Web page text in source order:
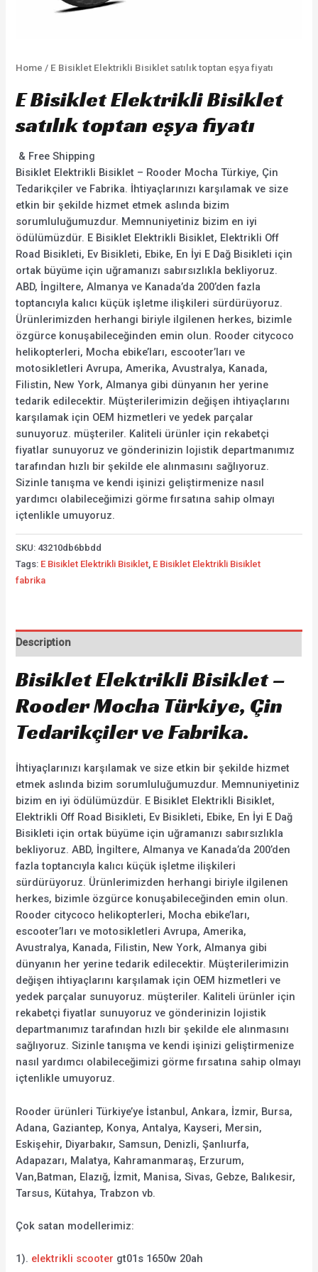
Home / E Bisiklet Elektrikli Bisiklet satılık toptan eşya fiyatı
E Bisiklet Elektrikli Bisiklet
satılık toptan eşya fiyatı
& Free Shipping
Bisiklet Elektrikli Bisiklet – Rooder Mocha Türkiye, Çin
Tedarikçiler ve Fabrika. İhtiyaçlarınızı karşılamak ve size
etkin bir şekilde hizmet etmek aslında bizim
sorumluluğumuzdur. Memnuniyetiniz bizim en iyi
ödülümüzdür. E Bisiklet Elektrikli Bisiklet, Elektrikli Off
Road Bisikleti, Ev Bisikleti, Ebike, En İyi E Dağ Bisikleti için
ortak büyüme için uğramanızı sabırsızlıkla bekliyoruz.
ABD, İngiltere, Almanya ve Kanada’da 200’den fazla
toptancıyla kalıcı küçük işletme ilişkileri sürdürüyoruz.
Ürünlerimizden herhangi biriyle ilgilenen herkes, bizimle
özgürce konuşabileceğinden emin olun. Rooder citycoco
helikopterleri, Mocha ebike’ları, escooter’ları ve
motosikletleri Avrupa, Amerika, Avustralya, Kanada,
Filistin, New York, Almanya gibi dünyanın her yerine
tedarik edilecektir. Müşterilerimizin değişen ihtiyaçlarını
karşılamak için OEM hizmetleri ve yedek parçalar
sunuyoruz. müşteriler. Kaliteli ürünler için rekabetçi
fiyatlar sunuyoruz ve gönderinizin lojistik departmanımız
tarafından hızlı bir şekilde ele alınmasını sağlıyoruz.
Sizinle tanışma ve kendi işinizi geliştirmenize nasıl
yardımcı olabileceğimizi görme fırsatına sahip olmayı
içtenlikle umuyoruz.
SKU: 43210db6bbdd
Tags: E Bisiklet Elektrikli Bisiklet E Bisiklet Elektrikli Bisiklet
fabrika
Description
Bisiklet Elektrikli Bisiklet –
Rooder Mocha Türkiye, Çin
Tedarikçiler ve Fabrika.
İhtiyaçlarınızı karşılamak ve size etkin bir şekilde hizmet
etmek aslında bizim sorumluluğumuzdur. Memnuniyetiniz
bizim en iyi ödülümüzdür. E Bisiklet Elektrikli Bisiklet,
Elektrikli Off Road Bisikleti, Ev Bisikleti, Ebike, En İyi E Dağ
Bisikleti için ortak büyüme için uğramanızı sabırsızlıkla
bekliyoruz. ABD, İngiltere, Almanya ve Kanada’da 200’den
fazla toptancıyla kalıcı küçük işletme ilişkileri
sürdürüyoruz. Ürünlerimizden herhangi biriyle ilgilenen
herkes, bizimle özgürce konuşabileceğinden emin olun.
Rooder citycoco helikopterleri, Mocha ebike’ları,
escooter’ları ve motosikletleri Avrupa, Amerika,
Avustralya, Kanada, Filistin, New York, Almanya gibi
dünyanın her yerine tedarik edilecektir. Müşterilerimizin
değişen ihtiyaçlarını karşılamak için OEM hizmetleri ve
yedek parçalar sunuyoruz. müşteriler. Kaliteli ürünler için
rekabetçi fiyatlar sunuyoruz ve gönderinizin lojistik
departmanımız tarafından hızlı bir şekilde ele alınmasını
sağlıyoruz. Sizinle tanışma ve kendi işinizi geliştirmenize
nasıl yardımcı olabileceğimizi görme fırsatına sahip olmayı
içtenlikle umuyoruz.
Rooder ürünleri Türkiye’ye İstanbul, Ankara, İzmir, Bursa,
Adana, Gaziantep, Konya, Antalya, Kayseri, Mersin,
Eskişehir, Diyarbakır, Samsun, Denizli, Şanlıurfa,
Adapazarı, Malatya, Kahramanmaraş, Erzurum,
Van,Batman, Elazığ, İzmit, Manisa, Sivas, Gebze, Balıkesir,
Tarsus, Kütahya, Trabzon vb.
Çok satan modellerimiz:
1). elektrikli scooter gt01s 1650w 20ah